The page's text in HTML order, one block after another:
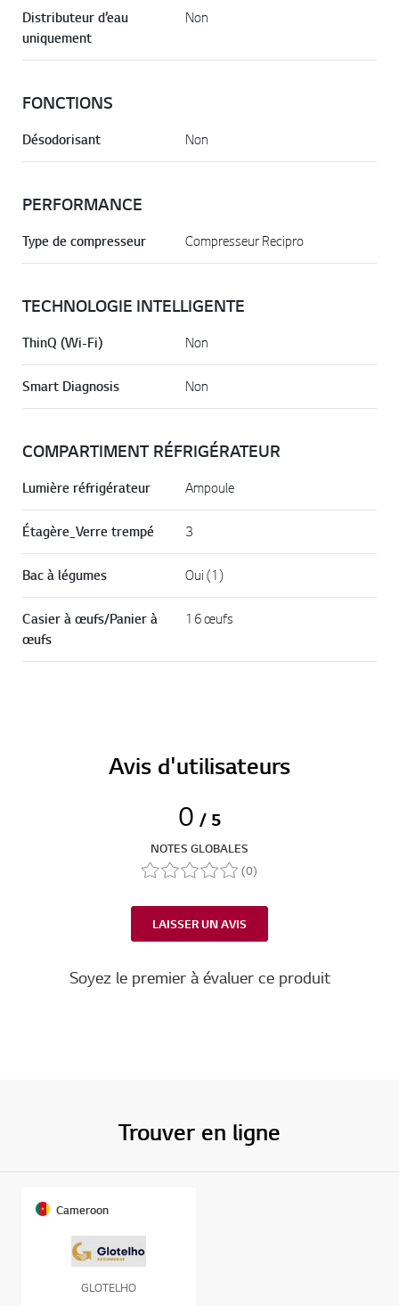
Distributeur d’eau
uniquement
Non
FONCTIONS
Désodorisant Non
PERFORMANCE
Type de compresseur Compresseur Recipro
TECHNOLOGIE INTELLIGENTE
ThinQ (Wi-Fi) Non
Smart Diagnosis Non
COMPARTIMENT RÉFRIGÉRATEUR
Lumière réfrigérateur Ampoule
Étagère_Verre trempé 3
Bac à légumes Oui (1)
Casier à œufs/Panier à
œufs
16 œufs
Avis d'utilisateurs
0 / 5
NOTES GLOBALES
(0)
LAISSER UN AVIS
Soyez le premier à évaluer ce produit
Trouver en ligne
Cameroon
GLOTELHO